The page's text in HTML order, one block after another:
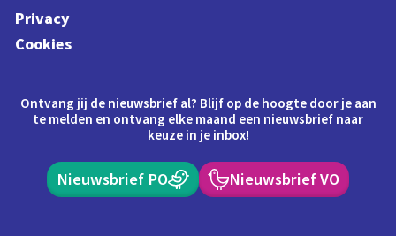
Privacy
Cookies
Ontvang jij de nieuwsbrief al? Blijf op de hoogte door je aan
te melden en ontvang elke maand een nieuwsbrief naar
keuze in je inbox!
Nieuwsbrief PO Nieuwsbrief VO